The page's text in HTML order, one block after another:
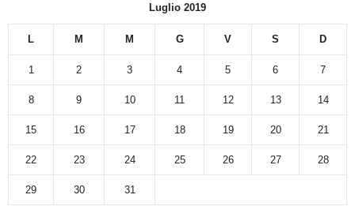
Luglio 2019
L M M G V S D
1 2 3 4 5 6 7
8 9 10 11 12 13 14
15 16 17 18 19 20 21
22 23 24 25 26 27 28
29 30
31